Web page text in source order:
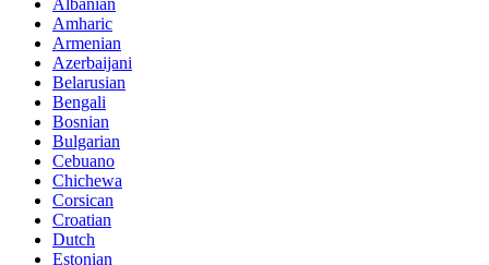
Albanian
Amharic
Armenian
Azerbaijani
Belarusian
Bengali
Bosnian
Bulgarian
Cebuano
Chichewa
Corsican
Croatian
Dutch
Estonian